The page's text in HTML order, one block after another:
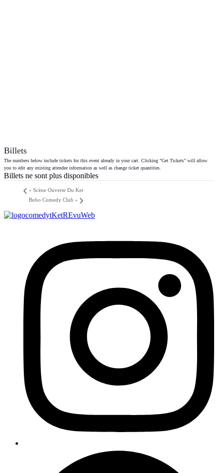
Billets
The numbers below include tickets for this event already in your cart. Clicking "Get Tickets" will allow
you to edit any existing attendee information as well as change ticket quantities.
Billets ne sont plus disponibles
« Scène Ouverte Du Ket
Bobo Comedy Club »